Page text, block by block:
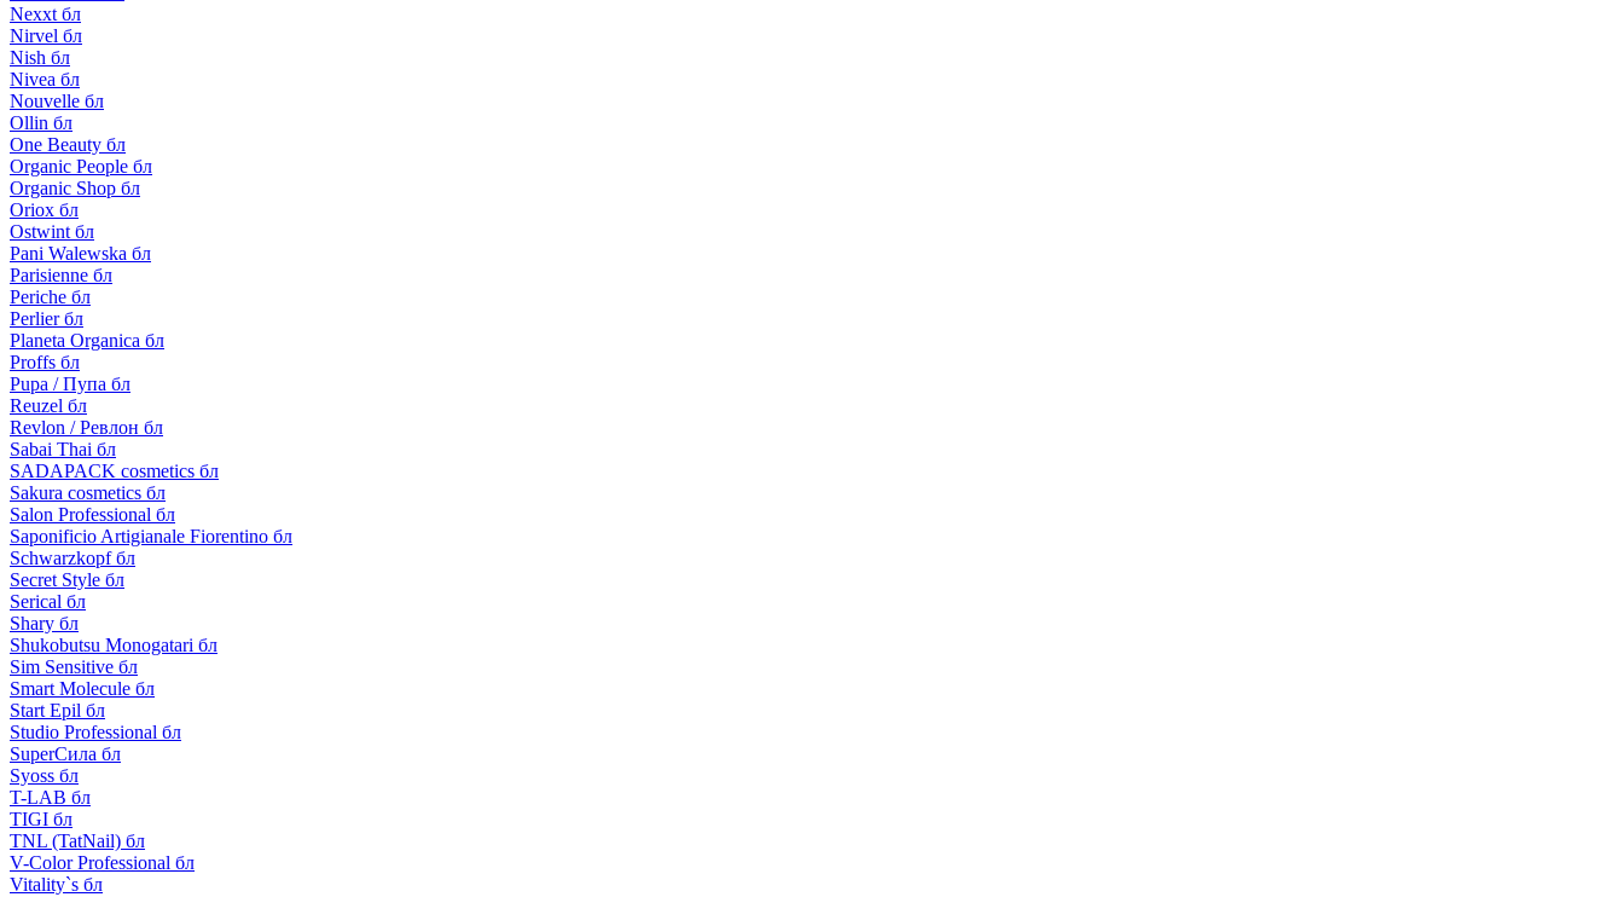
Nexxt бл
Nirvel бл
Nish бл
Nivea бл
Nouvelle бл
Ollin бл
One Beauty бл
Organic People бл
Organic Shop бл
Oriox бл
Ostwint бл
Pani Walewska бл
Parisienne бл
Periche бл
Perlier бл
Planeta Organica бл
Proffs бл
Pupa / Пупа бл
Reuzel бл
Revlon / Ревлон бл
Sabai Thai бл
SADAPACK cosmetics бл
Sakura cosmetics бл
Salon Professional бл
Saponificio Artigianale Fiorentino бл
Schwarzkopf бл
Secret Style бл
Serical бл
Shary бл
Shukobutsu Monogatari бл
Sim Sensitive бл
Smart Molecule бл
Start Epil бл
Studio Professional бл
SuperСила бл
Syoss бл
T-LAB бл
TIGI бл
TNL (TatNail) бл
V-Color Professional бл
Vitality`s бл